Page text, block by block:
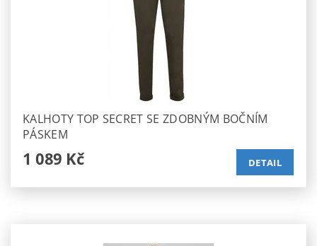
KALHOTY TOP SECRET SE ZDOBNÝM BOČNÍM
PÁSKEM
1 089 Kč DETAIL